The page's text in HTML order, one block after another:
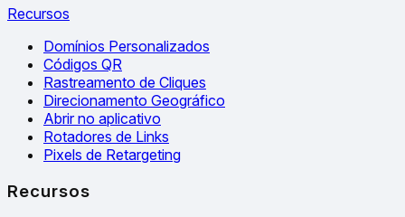
Recursos
Domínios Personalizados
Códigos QR
Rastreamento de Cliques
Direcionamento Geográfico
Abrir no aplicativo
Rotadores de Links
Pixels de Retargeting
Recursos